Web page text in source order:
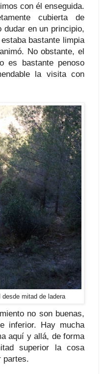
con él enseguida.
cubierta de
en un principio,
bastante limpia
No obstante, el
es bastante penoso
la visita con
mitad de ladera
no son buenas,
inferior. Hay mucha
aquí y allá, de forma
superior la cosa
partes.